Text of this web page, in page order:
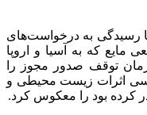
رسیدگی به درخواست‌های
مایع که به آسیا و اروپا
توقف صدور مجوز را
سال ۲۰۲۴، برای بررسی اثرات زیست محیطی و
کرده بود را معکوس کرد.